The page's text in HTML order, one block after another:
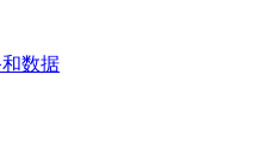
数据